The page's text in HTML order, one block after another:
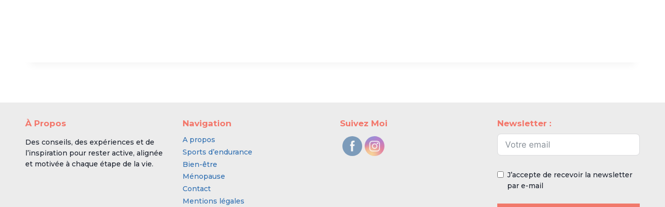
À Propos
Des conseils, des expériences et de
l’inspiration pour rester active, alignée
et motivée à chaque étape de la vie.
Navigation
A propos
Sports d’endurance
Bien-être
Ménopause
Contact
Mentions légales
Suivez Moi Newsletter :
J’accepte de recevoir la newsletter
par e-mail